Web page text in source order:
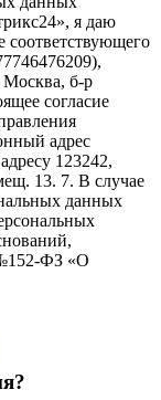
я даю
соответствующего
Москва, б-р
согласие
адрес
123242,
13. 7. В случае
данных
ФЗ «О